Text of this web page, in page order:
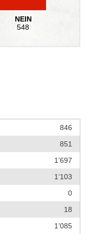
NEIN
548
846
851
1’697
1’103
0
18
1’085